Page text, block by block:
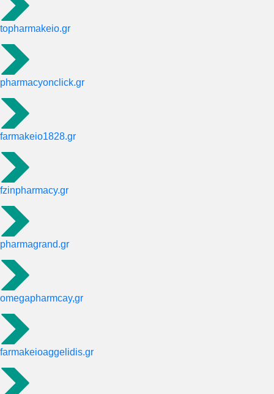
topharmakeio.gr
pharmacyonclick.gr
farmakeio1828.gr
fzinpharmacy.gr
pharmagrand.gr
omegapharmcay,gr
farmakeioaggelidis.gr